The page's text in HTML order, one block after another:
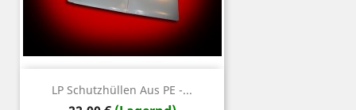
LP Schutzhüllen Aus PE -...